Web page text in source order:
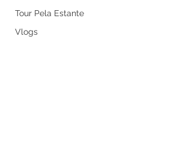
Tour Pela Estante
Vlogs